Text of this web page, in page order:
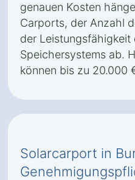
genauen Kosten
Carports, der Anzahl
der Leistungsfähigkeit
Speichersystems ab.
können bis zu 20.000
Solarcarport in